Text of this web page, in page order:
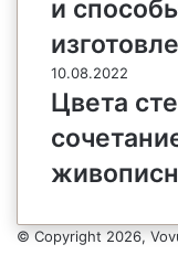
и
10.08.2022
Цвета
© Copyright 2026,